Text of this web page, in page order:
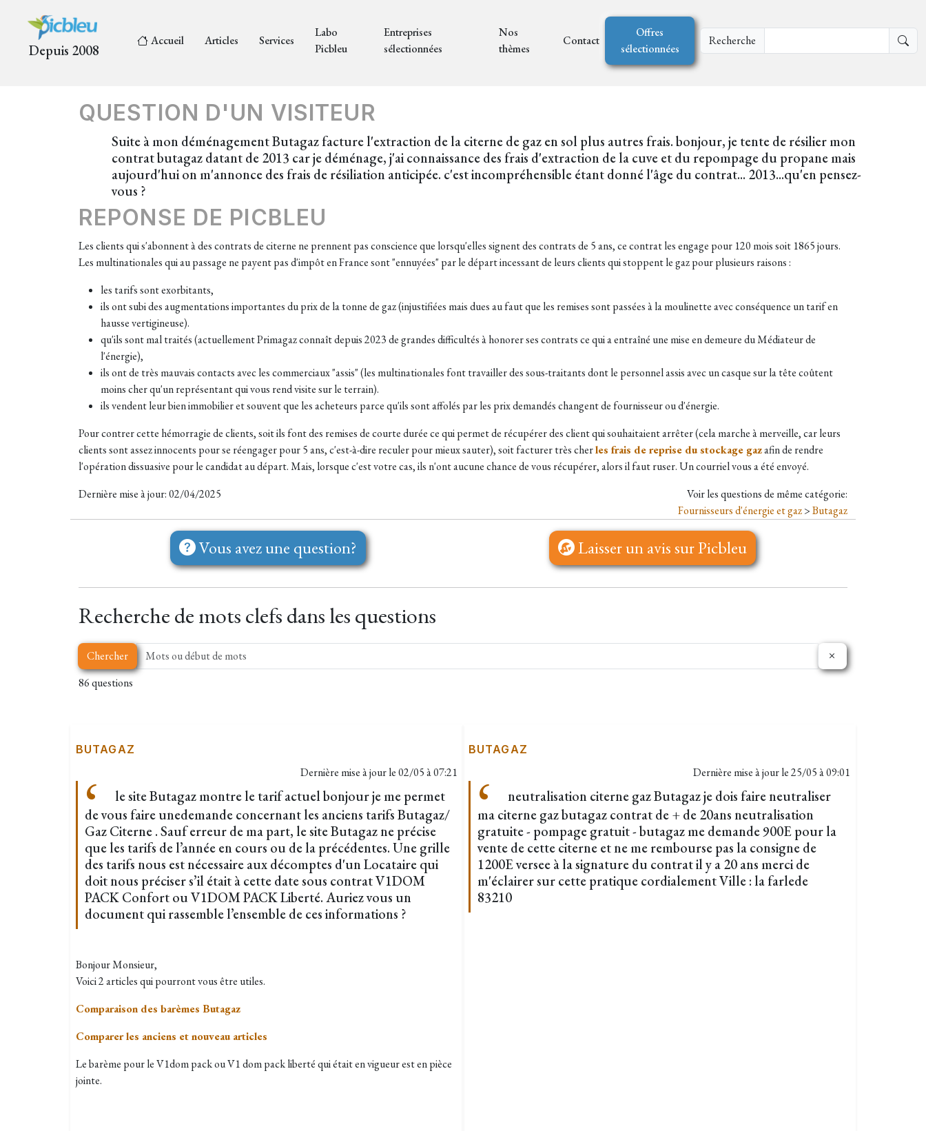
Depuis 2008
Accueil Articles Services
Labo
Picbleu
Entreprises
sélectionnées
Nos
thèmes
Contact
Offres
sélectionnées
Recherche
QUESTION D'UN VISITEUR
Suite à mon déménagement Butagaz facture l'extraction de la citerne de gaz en sol plus autres frais. bonjour, je tente de résilier mon
contrat butagaz datant de 2013 car je déménage, j'ai connaissance des frais d'extraction de la cuve et du repompage du propane mais
aujourd'hui on m'annonce des frais de résiliation anticipée. c'est incompréhensible étant donné l'âge du contrat... 2013...qu'en pensez-
vous ?
REPONSE DE PICBLEU
Les clients qui s'abonnent à des contrats de citerne ne prennent pas conscience que lorsqu'elles signent des contrats de 5 ans, ce contrat les engage pour 120 mois soit 1865 jours.
Les multinationales qui au passage ne payent pas d'impôt en France sont "ennuyées" par le départ incessant de leurs clients qui stoppent le gaz pour plusieurs raisons :
les tarifs sont exorbitants,
ils ont subi des augmentations importantes du prix de la tonne de gaz (injustifiées mais dues au faut que les remises sont passées à la moulinette avec conséquence un tarif en
hausse vertigineuse).
qu'ils sont mal traités (actuellement Primagaz connaît depuis 2023 de grandes difficultés à honorer ses contrats ce qui a entraîné une mise en demeure du Médiateur de
l'énergie),
ils ont de très mauvais contacts avec les commerciaux "assis" (les multinationales font travailler des sous-traitants dont le personnel assis avec un casque sur la tête coûtent
moins cher qu'un représentant qui vous rend visite sur le terrain).
ils vendent leur bien immobilier et souvent que les acheteurs parce qu'ils sont affolés par les prix demandés changent de fournisseur ou d'énergie.
Pour contrer cette hémorragie de clients, soit ils font des remises de courte durée ce qui permet de récupérer des client qui souhaitaient arrêter (cela marche à merveille, car leurs
clients sont assez innocents pour se réengager pour 5 ans, c'est-à-dire reculer pour mieux sauter), soit facturer très cherles frais de reprise du stockage gazafin de rendre
l'opération dissuasive pour le candidat au départ. Mais, lorsque c'est votre cas, ils n'ont aucune chance de vous récupérer, alors il faut ruser. Un courriel vous a été envoyé.
Dernière mise à jour: 02/04/2025
Voir les questions de même catégorie:
Fournisseurs d'énergie et gaz>Butagaz
Vous avez une question? Laisser un avis sur Picbleu
Recherche de mots clefs dans les questions
Chercher
86 questions
BUTAGAZ
Dernière mise à jour le02/05 à 07:21
le site Butagaz montre le tarif actuel bonjour je me permet
de vous faire unedemande concernant les anciens tarifs Butagaz/
Gaz Citerne . Sauf erreur de ma part, le site Butagaz ne précise
que les tarifs de l’année en cours ou de la précédentes. Une grille
des tarifs nous est nécessaire aux décomptes d'un Locataire qui
doit nous préciser s’il était à cette date sous contrat V1DOM
PACK Confort ou V1DOM PACK Liberté. Auriez vous un
document qui rassemble l’ensemble de ces informations ?
Bonjour Monsieur,
Voici 2 articles qui pourront vous être utiles.
Comparaison des barèmes Butagaz
Comparer les anciens et nouveau articles
Le barème pour le V1dom pack ou V1 dom pack liberté qui était en vigueur est en pièce
jointe.
BUTAGAZ
Dernière mise à jour le25/05 à 09:01
neutralisation citerne gaz Butagaz je dois faire neutraliser
ma citerne gaz butagaz contrat de + de 20ans neutralisation
gratuite - pompage gratuit - butagaz me demande 900E pour la
vente de cette citerne et ne me rembourse pas la consigne de
1200E versee à la signature du contrat il y a 20 ans merci de
m'éclairer sur cette pratique cordialement Ville : la farlede
83210